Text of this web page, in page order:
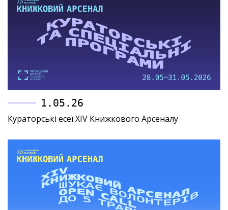
1.05.26
Кураторські есеї XIV Книжкового Арсеналу